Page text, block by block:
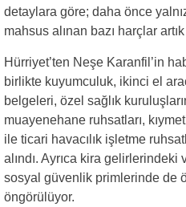
detaylara göre; daha önce
mahsus alınan bazı harçlar
Hürriyet’ten Neşe Karanfil’in
birlikte kuyumculuk, ikinci el
belgeleri, özel sağlık
muayenehane ruhsatları,
ile ticari havacılık işletme
alındı. Ayrıca kira
sosyal güvenlik primlerinde de
öngörülüyor.